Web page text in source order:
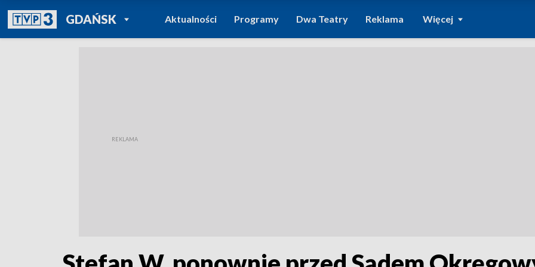
GDAŃSKPOWRÓT DO
TVP REGIONY
Aktualności Programy Dwa Teatry Reklama Więcej